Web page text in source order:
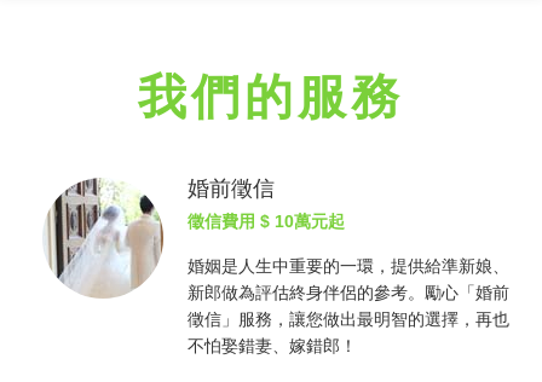
我們的服務
婚前徵信
徵信費用 $ 10萬元起
婚姻是人生中重要的一環，提供給準新娘、
新郎做為評估終身伴侶的參考。勵心「婚前
徵信 」服務，讓您做出最明智的選擇，再也
不怕娶錯妻、嫁錯郎！